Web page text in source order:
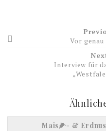
Vor
Interview für
Mais🌽- &